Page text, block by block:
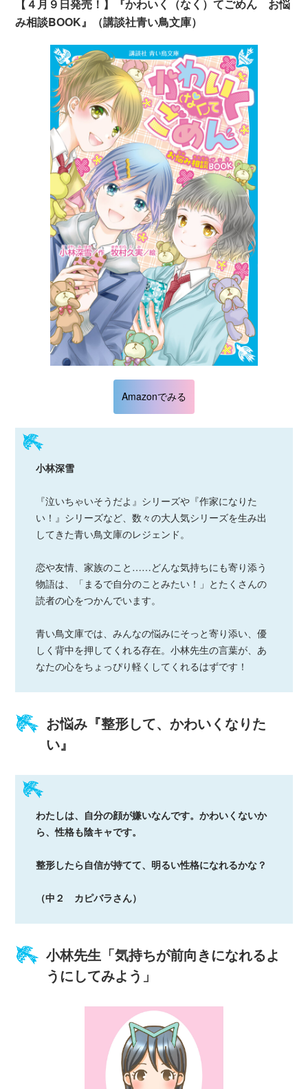
う回答する？
【４月９日発売！】『かわいく（なく）てごめん お悩
み相談BOOK』（講談社青い鳥文庫）
Amazonでみる
小林深雪
『泣いちゃいそうだよ』シリーズや『作家になりた
い！』シリーズなど、数々の大人気シリーズを生み出
してきた青い鳥文庫のレジェンド。
恋や友情、家族のこと……どんな気持ちにも寄り添う
物語は、「まるで自分のことみたい！」とたくさんの
読者の心をつかんでいます。
青い鳥文庫では、みんなの悩みにそっと寄り添い、優
しく背中を押してくれる存在。小林先生の言葉が、あ
なたの心をちょっぴり軽くしてくれるはずです！
お悩み『整形して、かわいくなりた
い』
わたしは、自分の顔が嫌いなんです。かわいくないか
ら、性格も陰キャです。
整形したら自信が持てて、明るい性格になれるかな？
（中２ カピバラさん）
小林先生「気持ちが前向きになれるよ
うにしてみよう」